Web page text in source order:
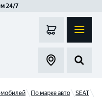
24/7
По марке авто
SEAT